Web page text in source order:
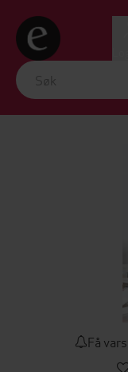
Få